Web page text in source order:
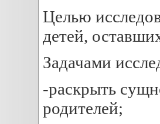
Целью
детей,
Задачами
-раскрыть
родителей;